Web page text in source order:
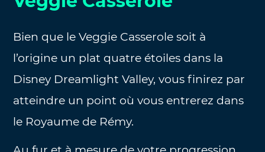
Bien que le Veggie Casserole soit à
l’origine un plat quatre étoiles dans la
Disney Dreamlight Valley, vous finirez par
atteindre un point où vous entrerez dans
le Royaume de Rémy.